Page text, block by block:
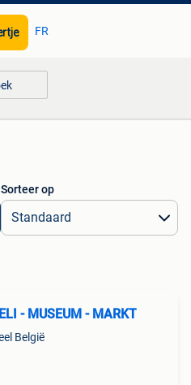
FR
Sorteer op
- MUSEUM - MARKT
België